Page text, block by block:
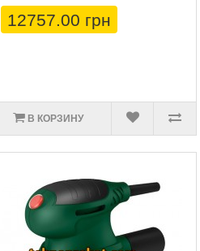
12757.00 грн
В КОРЗИНУ